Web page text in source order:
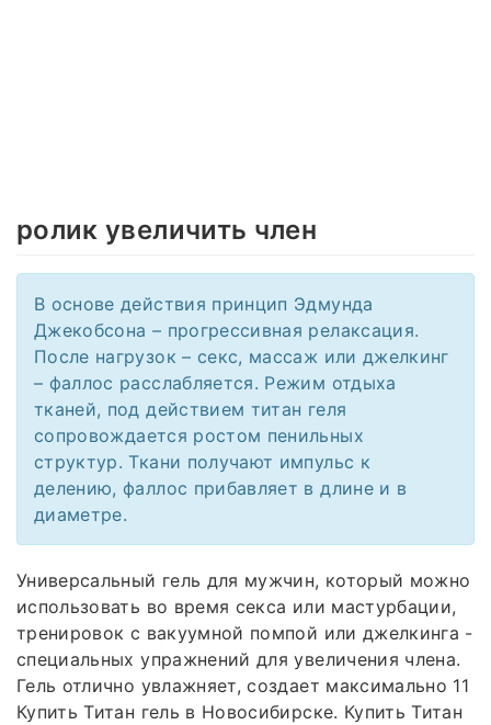
ролик увеличить член
В основе действия принцип Эдмунда
Джекобсона – прогрессивная релаксация.
После нагрузок – секс, массаж или джелкинг
– фаллос расслабляется. Режим отдыха
тканей, под действием титан геля
сопровождается ростом пенильных
структур. Ткани получают импульс к
делению, фаллос прибавляет в длине и в
диаметре.
Универсальный гель для мужчин, который можно
использовать во время секса или мастурбации,
тренировок с вакуумной помпой или джелкинга -
специальных упражнений для увеличения члена.
Гель отлично увлажняет, создает максимально 11
Купить Титан гель в Новосибирске. Купить Титан